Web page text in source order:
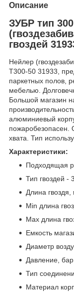
Описание
ЗУБР тип
гвоздей
Нейлер
Т300-50 31933,
паркетных полов,
мебелью.
Большой магазин
алюминиевый
пожаробезопасен.
хвата. Тип
Характеристики:
Подходящая
Тип гвоздей -
Длина
Min длина
Max длина
Емкость
Диаметр
Давление,
Тип
Материал